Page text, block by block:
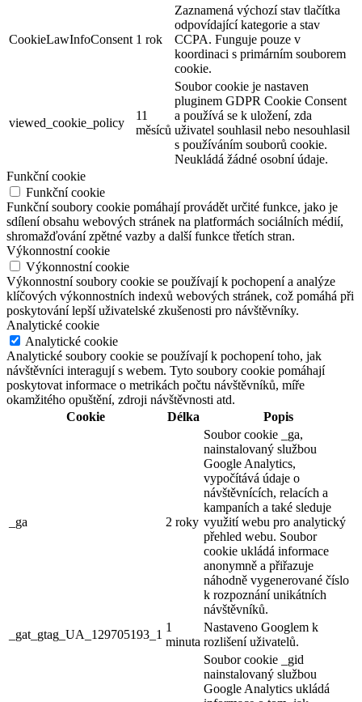
CookieLawInfoConsent 1 rok
Zaznamená výchozí stav tlačítka
odpovídající kategorie a stav
CCPA. Funguje pouze v
koordinaci s primárním souborem
cookie.
viewed_cookie_policy
11
měsíců
Soubor cookie je nastaven
pluginem GDPR Cookie Consent
a používá se k uložení, zda
uživatel souhlasil nebo nesouhlasil
s používáním souborů cookie.
Neukládá žádné osobní údaje.
Funkční cookie
Funkční cookie
Funkční soubory cookie pomáhají provádět určité funkce, jako je
sdílení obsahu webových stránek na platformách sociálních médií,
shromažďování zpětné vazby a další funkce třetích stran.
Výkonnostní cookie
Výkonnostní cookie
Výkonnostní soubory cookie se používají k pochopení a analýze
klíčových výkonnostních indexů webových stránek, což pomáhá při
poskytování lepší uživatelské zkušenosti pro návštěvníky.
Analytické cookie
Analytické cookie
Analytické soubory cookie se používají k pochopení toho, jak
návštěvníci interagují s webem. Tyto soubory cookie pomáhají
poskytovat informace o metrikách počtu návštěvníků, míře
okamžitého opuštění, zdroji návštěvnosti atd.
Cookie
Délka Popis
_ga 2 roky
Soubor cookie _ga,
nainstalovaný službou
Google Analytics,
vypočítává údaje o
návštěvnících, relacích a
kampaních a také sleduje
využití webu pro analytický
přehled webu. Soubor
cookie ukládá informace
anonymně a přiřazuje
náhodně vygenerované číslo
k rozpoznání unikátních
návštěvníků.
_gat_gtag_UA_129705193_1
1
minuta
Nastaveno Googlem k
rozlišení uživatelů.
Soubor cookie _gid
nainstalovaný službou
Google Analytics ukládá